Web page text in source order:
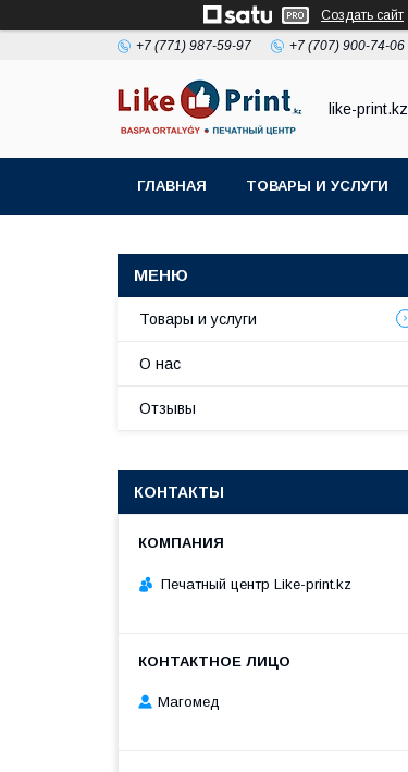
Создать сайт
+7 (771) 987-59-97 +7 (707) 900-74-06
like-print.kz
ГЛАВНАЯ ТОВАРЫ И УСЛУГИ
Товары и услуги
О нас
Отзывы
КОНТАКТЫ
Печатный центр Like-print.kz
Магомед